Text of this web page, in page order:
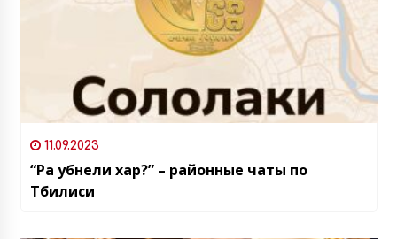
11.09.2023
“Ра убнели хар?” – районные чаты по
Тбилиси